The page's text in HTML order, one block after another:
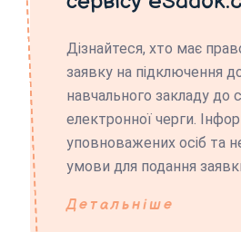
Дізнайтеся, хто має
заявку на підключення
навчального закладу до
електронної черги.
уповноважених осіб та
умови для подання
Детальніше